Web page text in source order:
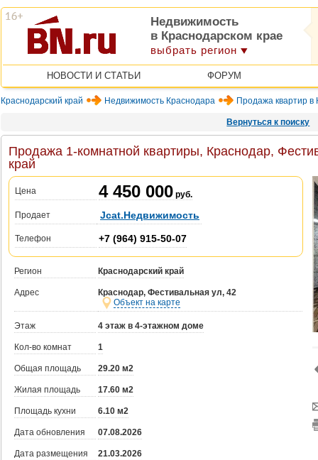
Недвижимость
в Краснодарском крае
выбрать регион
НОВОСТИ И СТАТЬИ ФОРУМ
Краснодарский край Недвижимость Краснодара Продажа квартир в
Вернуться к поиску
Продажа 1-комнатной квартиры, Краснодар,
край
Цена 4 450 000 руб.
Продает Jcat.Недвижимость
Телефон +7 (964) 915-50-07
Регион Краснодарский край
Адрес
Краснодар, Фестивальная ул, 42
Объект на карте
Этаж 4 этаж в 4-этажном доме
Кол-во комнат 1
Общая площадь 29.20 м2
Жилая площадь 17.60 м2
Площадь кухни 6.10 м2
Дата обновления 07.08.2026
Дата размещения 21.03.2026